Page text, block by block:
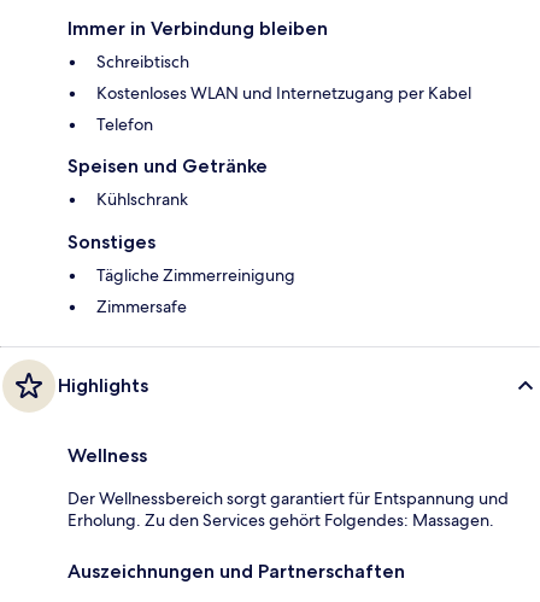
Immer in Verbindung bleiben
Schreibtisch
Kostenloses WLAN und Internetzugang per Kabel
Telefon
Speisen und Getränke
Kühlschrank
Sonstiges
Tägliche Zimmerreinigung
Zimmersafe
Highlights
Wellness
Der Wellnessbereich sorgt garantiert für Entspannung und
Erholung. Zu den Services gehört Folgendes: Massagen.
Auszeichnungen und Partnerschaften